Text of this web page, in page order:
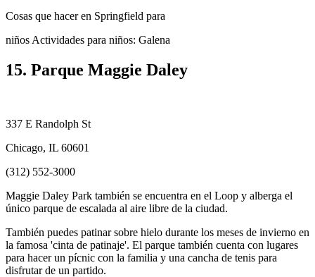
Cosas que hacer en Springfield para
niños Actividades para niños: Galena
15. Parque Maggie Daley
337 E Randolph St
Chicago, IL 60601
(312) 552-3000
Maggie Daley Park también se encuentra en el Loop y alberga el
único parque de escalada al aire libre de la ciudad.
También puedes patinar sobre hielo durante los meses de invierno en
la famosa 'cinta de patinaje'. El parque también cuenta con lugares
para hacer un pícnic con la familia y una cancha de tenis para
disfrutar de un partido.